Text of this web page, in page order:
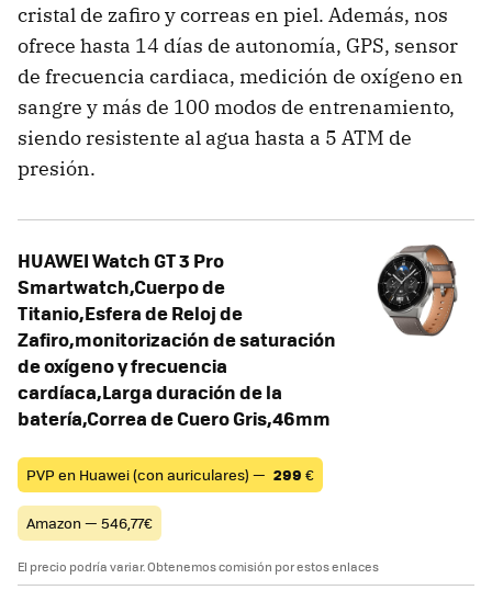
cristal de zafiro y correas en piel. Además, nos
ofrece hasta 14 días de autonomía, GPS, sensor
de frecuencia cardiaca, medición de oxígeno en
sangre y más de 100 modos de entrenamiento,
siendo resistente al agua hasta a 5 ATM de
presión.
HUAWEI Watch GT 3 Pro
Smartwatch,Cuerpo de
Titanio,Esfera de Reloj de
Zafiro,monitorización de saturación
de oxígeno y frecuencia
cardíaca,Larga duración de la
batería,Correa de Cuero Gris,46mm
PVP en Huawei (con auriculares) — 299 €
Amazon — 546,77€
El precio podría variar. Obtenemos comisión por estos enlaces